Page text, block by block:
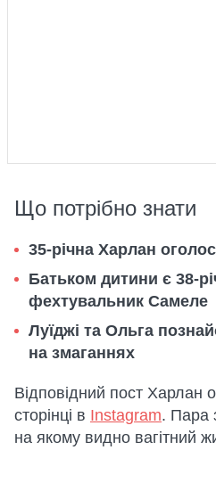
Що потрібно знати
35-річна Харлан
Батьком дитини є 38-
фехтувальник Самеле
Луїджі та Ольга
на змаганнях
Відповідний пост Харлан
сторінці в Instagram. Пара
на якому видно вагітний